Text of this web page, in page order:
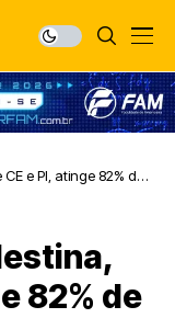
e PI, atinge 82% de
82% de